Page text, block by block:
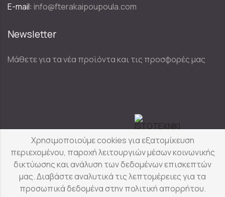
E-mail: info@fterakaipoupoula.com
Newsletter
Μάθετε για τα νέα προϊόντα και τις προσφορές μας
Φτερά & Πούπουλα © Copyright 2025
Χρησιμοποιούμε cookies για εξατομίκευση
περιεχομένου, παροχή λειτουργιών μέσων κοινωνικής
δικτύωσης και ανάλυση των δεδομένων επισκεπτών
μας. Διαβάστε αναλυτικά τις λεπτομέρειες για τα
προσωπικά δεδομένα στην πολιτική απορρήτου.